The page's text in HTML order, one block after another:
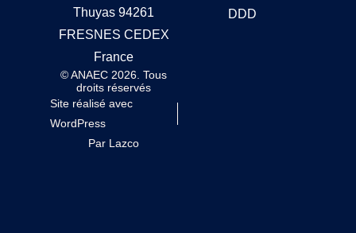
Thuyas 94261
FRESNES CEDEX
France
© ANAEC 2026. Tous
droits réservés
Site réalisé avec
WordPress
Par Lazco
DDD